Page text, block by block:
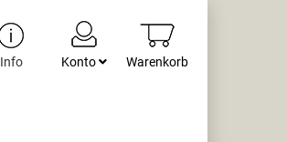
Warenkorb
Konto
Info